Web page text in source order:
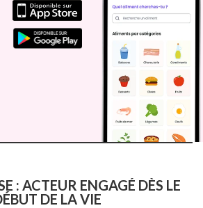
: ACTEUR ENGAGÉ DÈS LE
DE LA VIE